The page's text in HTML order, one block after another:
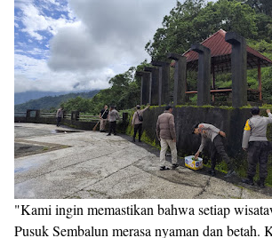
"Kami ingin memastikan bahwa setiap
Pusuk Sembalun merasa nyaman dan betah.